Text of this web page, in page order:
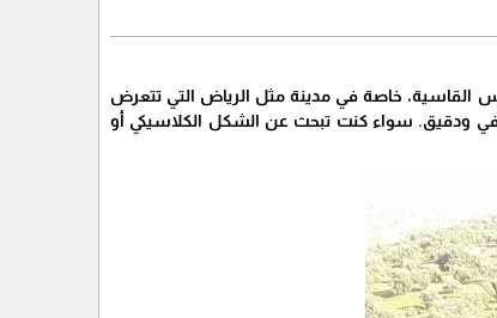
القاسية، خاصة في مدينة مثل الرياض التي تتعرض
ودقيق. سواء كنت تبحث عن الشكل الكلاسيكي أو